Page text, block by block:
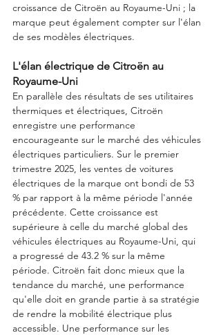
croissance de Citroën au Royaume-Uni ; la
marque peut également compter sur l'élan
de ses modèles électriques.
L'élan électrique de Citroën au
Royaume-Uni
En parallèle des résultats de ses utilitaires
thermiques et électriques, Citroën
enregistre une performance
encourageante sur le marché des véhicules
électriques particuliers. Sur le premier
trimestre 2025, les ventes de voitures
électriques de la marque ont bondi de 53
% par rapport à la même période l'année
précédente. Cette croissance est
supérieure à celle du marché global des
véhicules électriques au Royaume-Uni, qui
a progressé de 43.2 % sur la même
période. Citroën fait donc mieux que la
tendance du marché, une performance
qu'elle doit en grande partie à sa stratégie
de rendre la mobilité électrique plus
accessible. Une performance sur les